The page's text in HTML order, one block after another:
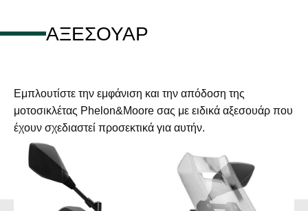
ΑΞΕΣΟΥΆΡ
Εμπλουτίστε την εμφάνιση και την απόδοση της
μοτοσικλέτας Phelon&Moore σας με ειδικά αξεσουάρ που
έχουν σχεδιαστεί προσεκτικά για αυτήν.